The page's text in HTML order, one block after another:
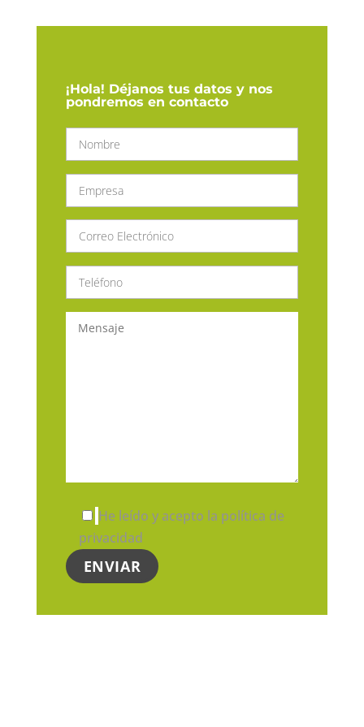
¡Hola! Déjanos tus datos y nos
pondremos en contacto
He leído y acepto la política de
privacidad